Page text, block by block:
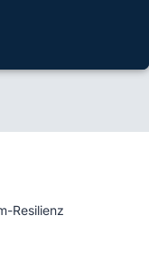
Resilienz